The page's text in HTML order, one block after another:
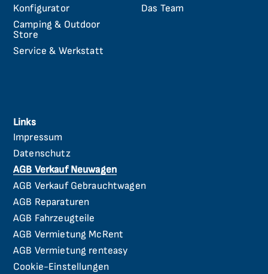
überspringen
Konfigurator
Camping & Outdoor
Store
Service & Werkstatt
überspringen
Das Team
Links
Navigation
überspringen
Impressum
Datenschutz
AGB Verkauf Neuwagen
AGB Verkauf Gebrauchtwagen
AGB Reparaturen
AGB Fahrzeugteile
AGB Vermietung McRent
AGB Vermietung renteasy
Cookie-Einstellungen